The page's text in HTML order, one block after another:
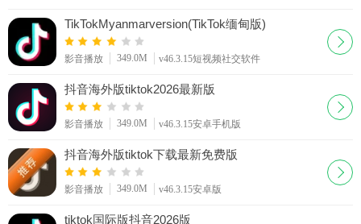
TikTokMyanmarversion(TikTok缅甸版)
影音播放 349.0M v46.3.15短视频社交软件
抖音海外版tiktok2026最新版
影音播放 349.0M v46.3.15安卓手机版
抖音海外版tiktok下载最新免费版
影音播放 349.0M v46.3.15安卓版
tiktok国际版抖音2026版